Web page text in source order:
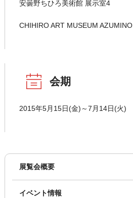
安曇野ちひろ美術館 展示室4
CHIHIRO ART MUSEUM AZUMINO
会期
2015年5月15日(金)～7月14日(火)
展覧会概要
イベント情報